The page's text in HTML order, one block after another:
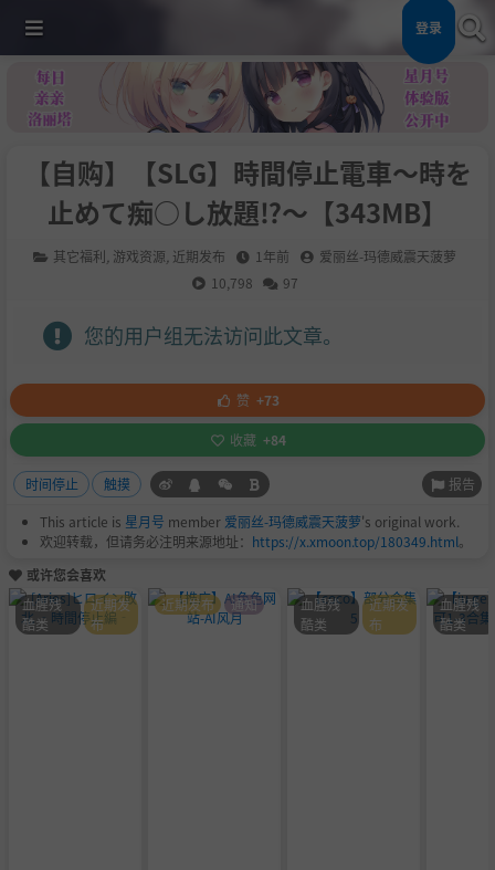
登录
【自购】【SLG】時間停止電車～時を
止めて痴○し放題⁉～【343MB】
其它福利 游戏资源 近期发布 1年前
爱丽丝-玛德威震天菠萝
10,798
97
您的用户组无法访问此文章。
赞 +73
收藏 +84
时间停止 触摸 报告
This article is 星月号 member 爱丽丝-玛德威震天菠萝's original work.
欢迎转载，但请务必注明来源地址： https://x.xmoon.top/180349.html。
或许您会喜欢
血腥残
酷类
近期发
布
近期发布 通知
血腥残
酷类
近期发
布
血腥残
酷类